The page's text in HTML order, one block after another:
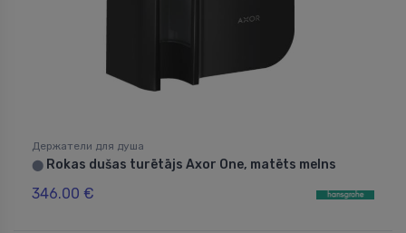
Держатели для душа
⬤ Rokas dušas turētājs Axor One, matēts melns
346.00 €